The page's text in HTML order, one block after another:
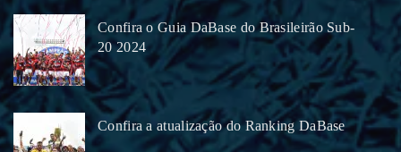
Confira o Guia DaBase do Brasileirão Sub-
20 2024
Confira a atualização do Ranking DaBase